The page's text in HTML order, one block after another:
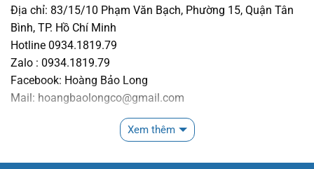
Địa chỉ: 83/15/10 Phạm Văn Bạch, Phường 15, Quận Tân
Bình, TP. Hồ Chí Minh
Hotline 0934.1819.79
Zalo : 0934.1819.79
Facebook: Hoàng Bảo Long
Mail: hoangbaolongco@gmail.com
Website: https://hoangbaolong.net
Xem thêm